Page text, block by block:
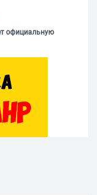
официальную